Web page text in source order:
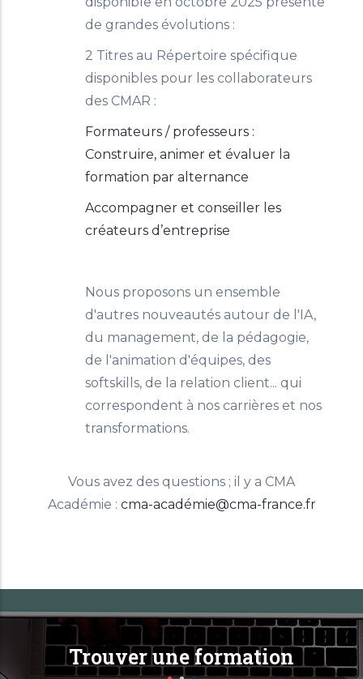
de grandes évolutions :
2 Titres au Répertoire spécifique
disponibles pour les collaborateurs
des CMAR :
Formateurs / professeurs :
Construire, animer et évaluer la
formation par alternance
Accompagner et conseiller les
créateurs d’entreprise
Nous proposons un ensemble
d'autres nouveautés autour de l'IA,
du management, de la pédagogie,
de l'animation d'équipes, des
softskills, de la relation client... qui
correspondent à nos carrières et nos
transformations.
Vous avez des questions ; il y a CMA
Académie : cma-académie@cma-france.fr
Trouver une formation